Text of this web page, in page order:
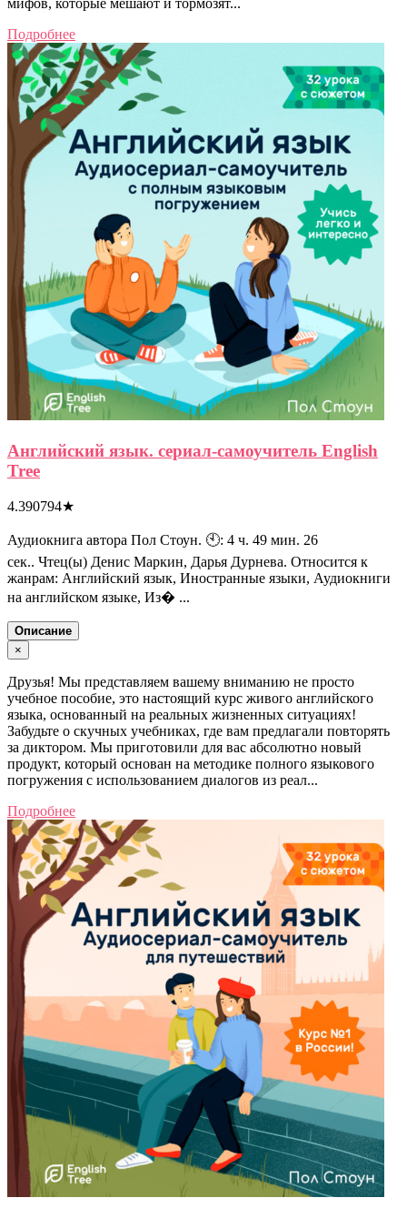
Подробнее
Английский язык. сериал-самоучитель English
Tree
4.390794★
Аудиокнига автора Пол Стоун. 🕙: 4 ч. 49 мин. 26
сек.. Чтец(ы) Денис Маркин, Дарья Дурнева. Относится к
жанрам: Английский язык, Иностранные языки, Аудиокниги
на английском языке, Из� ...
Описание
×
Друзья! Мы представляем вашему вниманию не просто
учебное пособие, это настоящий курс живого английского
языка, основанный на реальных жизненных ситуациях!
Забудьте о скучных учебниках, где вам предлагали повторять
за диктором. Мы приготовили для вас абсолютно новый
продукт, который основан на методике полного языкового
погружения с использованием диалогов из реал...
Подробнее